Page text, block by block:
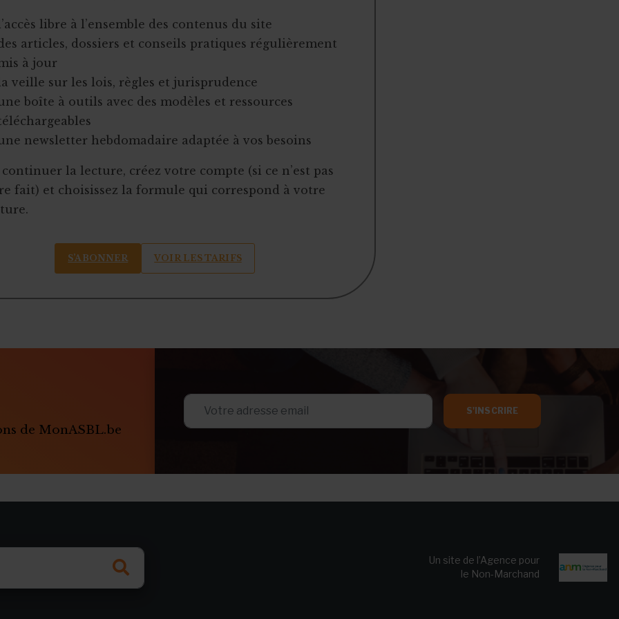
libre à l’ensemble des contenus du site
articles, dossiers et conseils pratiques régulièrement
à jour
veille sur les lois, règles et jurisprudence
boîte à outils avec des modèles et ressources
newsletter hebdomadaire adaptée à vos besoins
la lecture, créez votre compte (si ce n’est pas
fait) et choisissez la formule qui correspond à votre
S’ABONNER VOIR LES TARIFS
de MonASBL.be
S'INSCRIRE
Un site de l’Agence pour
le Non-Marchand